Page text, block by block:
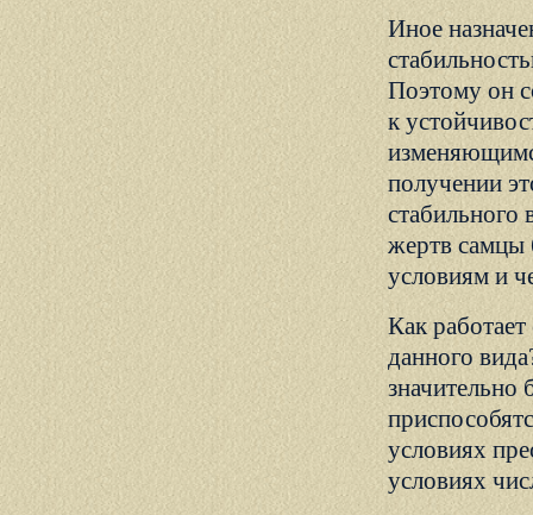
Иное
Поэтому он
к
получении
жертв самцы
условиям и
Как
данного
значительно
условиях
условиях